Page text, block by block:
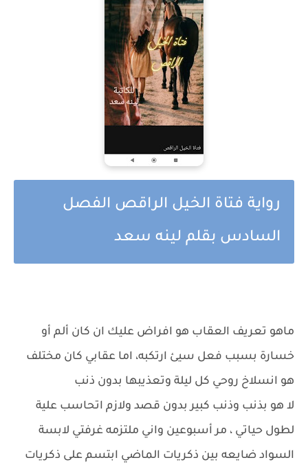
رواية فتاة الخيل الراقص الفصل
السادس بقلم لينه سعد
ماهو تعريف العقاب هو افراض عليك ان كان ألم أو
خسارة بسبب فعل سيئ ارتكبه، اما عقابي كان مختلف
هو انسلاخ روحي كل ليلة وتعذيبها بدون ذنب
لا هو بذنب وذنب كبير بدون قصد ولازم اتحاسب علية
لطول حياتي ، مر أسبوعين واني ملتزمه غرفتي لابسة
السواد ضايعه بين ذكريات الماضي ابتسم على ذكريات